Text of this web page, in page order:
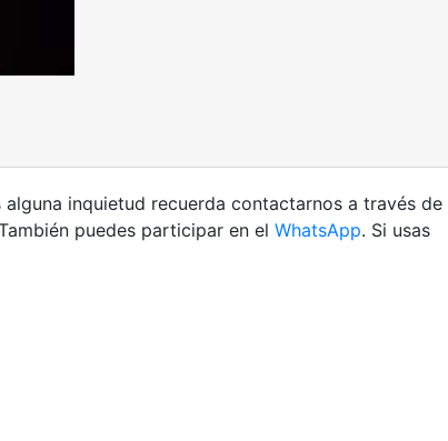
inquietud recuerda contactarnos a través de
puedes participar en el WhatsApp. Si usas